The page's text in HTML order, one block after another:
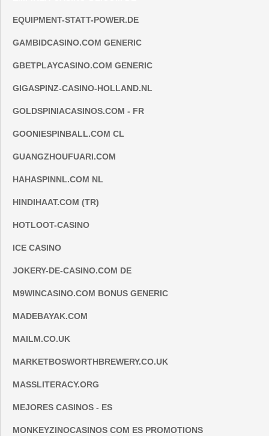
EQUIPMENT-STATT-POWER.DE
GAMBIDCASINO.COM GENERIC
GBETPLAYCASINO.COM GENERIC
GIGASPINZ-CASINO-HOLLAND.NL
GOLDSPINIACASINOS.COM - FR
GOONIESPINBALL.COM CL
GUANGZHOUFUARI.COM
HAHASPINNL.COM NL
HINDIHAAT.COM (TR)
HOTLOOT-CASINO
ICE CASINO
JOKERY-DE-CASINO.COM DE
M9WINCASINO.COM BONUS GENERIC
MADEBAYAK.COM
MAILM.CO.UK
MARKETBOSWORTHBREWERY.CO.UK
MASSLITERACY.ORG
MEJORES CASINOS - ES
MONKEYZINOCASINOS COM ES PROMOTIONS